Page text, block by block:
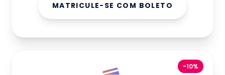
MATRICULE-SE COM BOLETO
-10%